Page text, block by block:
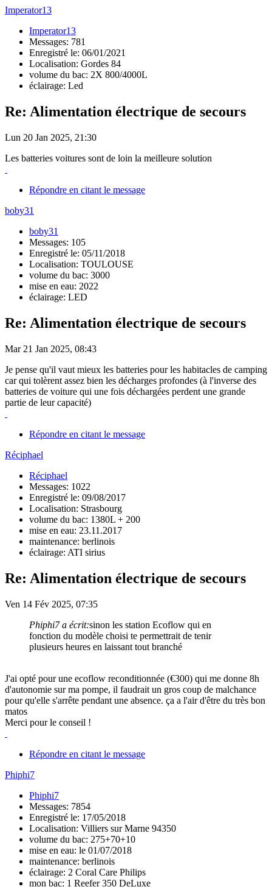
Imperator13
Imperator13
Messages: 781
Enregistré le: 06/01/2021
Localisation: Gordes 84
volume du bac: 2X 800/4000L
éclairage: Led
Re: Alimentation électrique de secours
Lun 20 Jan 2025, 21:30
Les batteries voitures sont de loin la meilleure solution
Répondre en citant le message
boby31
boby31
Messages: 105
Enregistré le: 05/11/2018
Localisation: TOULOUSE
volume du bac: 3000
mise en eau: 2022
éclairage: LED
Re: Alimentation électrique de secours
Mar 21 Jan 2025, 08:43
Je pense qu'il vaut mieux les batteries pour les habitacles de camping
car qui tolèrent assez bien les décharges profondes (à l'inverse des
batteries de voiture qui une fois déchargées perdent une grande
partie de leur capacité)
Répondre en citant le message
Réciphael
Réciphael
Messages: 1022
Enregistré le: 09/08/2017
Localisation: Strasbourg
volume du bac: 1380L + 200
mise en eau: 23.11.2017
maintenance: berlinois
éclairage: ATI sirius
Re: Alimentation électrique de secours
Ven 14 Fév 2025, 07:35
Phiphi7 a écrit:sinon les station Ecoflow qui en
fonction du modèle choisi te permettrait de tenir
plusieurs heures en laissant tout branché
J'ai opté pour une ecoflow reconditionnée (€300) qui me donne 8h
d'autonomie sur ma pompe, il faudrait un gros coup de malchance
pour qu'elle s'arrête pendant une absence. ça a l'air d'être du très bon
matos
Merci pour le conseil !
Répondre en citant le message
Phiphi7
Phiphi7
Messages: 7854
Enregistré le: 17/05/2018
Localisation: Villiers sur Marne 94350
volume du bac: 275+70+10
mise en eau: le 01/07/2018
maintenance: berlinois
éclairage: 2 Coral Care Philips
mon bac: 1 Reefer 350 DeLuxe